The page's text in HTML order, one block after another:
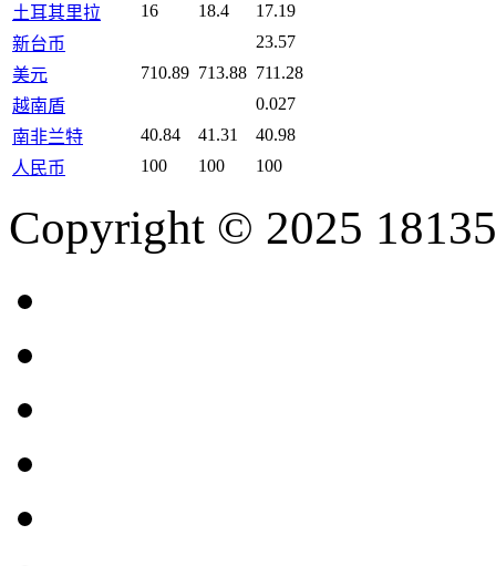
土耳其里拉
16 18.4
17.19
新台币
23.57
美元
710.89 713.88 711.28
越南盾
0.027
南非兰特
40.84 41.31
40.98
人民币
100 100 100
Copyright © 2025